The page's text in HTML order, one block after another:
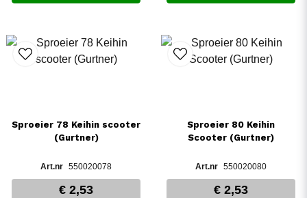
Sproeier 78 Keihin scooter
(Gurtner)
550020078
€ 2,53
Sproeier 80 Keihin
Scooter (Gurtner)
550020080
€ 2,53